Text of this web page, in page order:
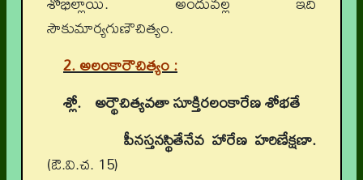
సౌకుమార్యగుణౌచిత్యం.
2. అలంకారౌచిత్యం :
శ్లో. అర్థౌచిత్యవతా సూక్తిరలంకారేణ శోభతే
పీనస్తనస్థితేనేవ హారేణ హరిణేక్షణా.
(ఔ.వి.చ. 15)